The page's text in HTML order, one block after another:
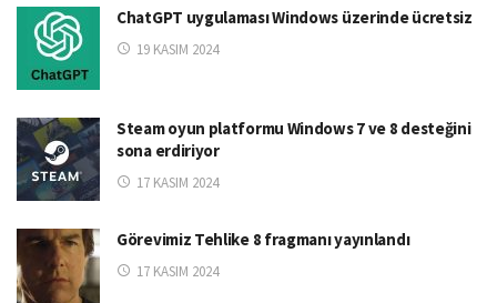
ChatGPT uygulaması Windows üzerinde ücretsiz
19 KASIM 2024
Steam oyun platformu Windows 7 ve 8 desteğini
sona erdiriyor
17 KASIM 2024
Görevimiz Tehlike 8 fragmanı yayınlandı
17 KASIM 2024